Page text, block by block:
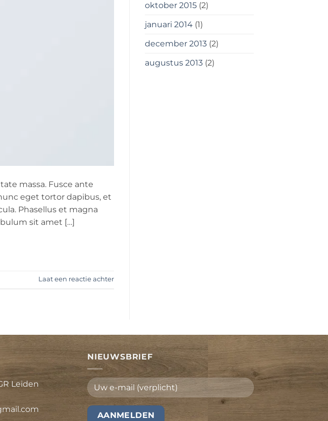
massa. Fusce ante
eget tortor dapibus, et
Phasellus et magna
sit amet […]
Laat een reactie achter
oktober 2015(2)
januari 2014(1)
december 2013(2)
augustus 2013(2)
Leiden
NIEUWSBRIEF